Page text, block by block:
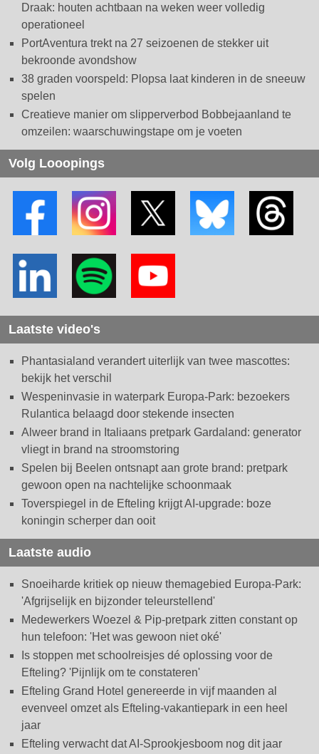
Draak: houten achtbaan na weken weer volledig
operationeel
PortAventura trekt na 27 seizoenen de stekker uit
bekroonde avondshow
38 graden voorspeld: Plopsa laat kinderen in de sneeuw
spelen
Creatieve manier om slipperverbod Bobbejaanland te
omzeilen: waarschuwingstape om je voeten
Volg Looopings
Laatste video's
Phantasialand verandert uiterlijk van twee mascottes:
bekijk het verschil
Wespeninvasie in waterpark Europa-Park: bezoekers
Rulantica belaagd door stekende insecten
Alweer brand in Italiaans pretpark Gardaland: generator
vliegt in brand na stroomstoring
Spelen bij Beelen ontsnapt aan grote brand: pretpark
gewoon open na nachtelijke schoonmaak
Toverspiegel in de Efteling krijgt AI-upgrade: boze
koningin scherper dan ooit
Laatste audio
Snoeiharde kritiek op nieuw themagebied Europa-Park:
'Afgrijselijk en bijzonder teleurstellend'
Medewerkers Woezel & Pip-pretpark zitten constant op
hun telefoon: 'Het was gewoon niet oké'
Is stoppen met schoolreisjes dé oplossing voor de
Efteling? 'Pijnlijk om te constateren'
Efteling Grand Hotel genereerde in vijf maanden al
evenveel omzet als Efteling-vakantiepark in een heel
jaar
Efteling verwacht dat AI-Sprookjesboom nog dit jaar